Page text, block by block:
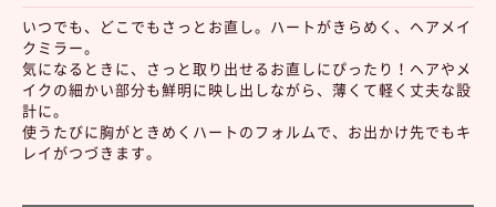
いつでも、どこでもさっとお直し。ハートがきらめく、ヘアメイ
クミラー。
気になるときに、さっと取り出せるお直しにぴったり！ヘアやメ
イクの細かい部分も鮮明に映し出しながら、薄くて軽く丈夫な設
計に。
使うたびに胸がときめくハートのフォルムで、お出かけ先でもキ
レイがつづきます。